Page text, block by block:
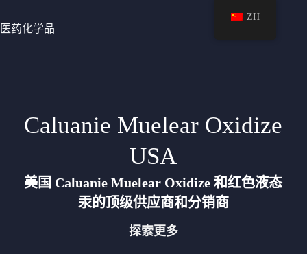
医药化学品
Caluanie Muelear Oxidize
USA
美国 Caluanie Muelear Oxidize 和红色液态
汞的顶级供应商和分销商
探索更多
ZH